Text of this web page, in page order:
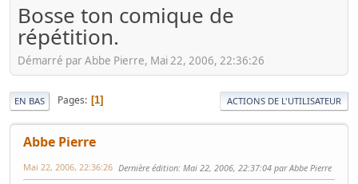
Bosse ton comique de
répétition.
Démarré par Abbe Pierre, Mai 22, 2006, 22:36:26
EN BAS Pages 1 ACTIONS DE L'UTILISATEUR
Abbe Pierre
Mai 22, 2006, 22:36:26 Dernière édition: Mai 22, 2006, 22:37:04 par Abbe Pierre